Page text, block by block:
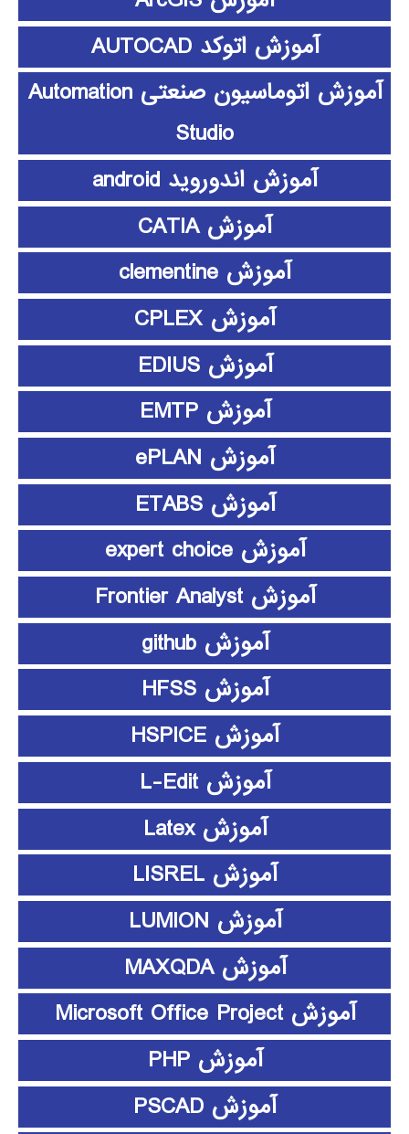
آموزش اتوکد AUTOCAD
آموزش اتوماسیون صنعتی Automation
Studio
آموزش اندوروید android
آموزش CATIA
آموزش clementine
آموزش CPLEX
آموزش EDIUS
آموزش EMTP
آموزش ePLAN
آموزش ETABS
آموزش expert choice
آموزش Frontier Analyst
آموزش github
آموزش HFSS
آموزش HSPICE
آموزش L-Edit
آموزش Latex
آموزش LISREL
آموزش LUMION
آموزش MAXQDA
آموزش Microsoft Office Project
آموزش PHP
آموزش PSCAD